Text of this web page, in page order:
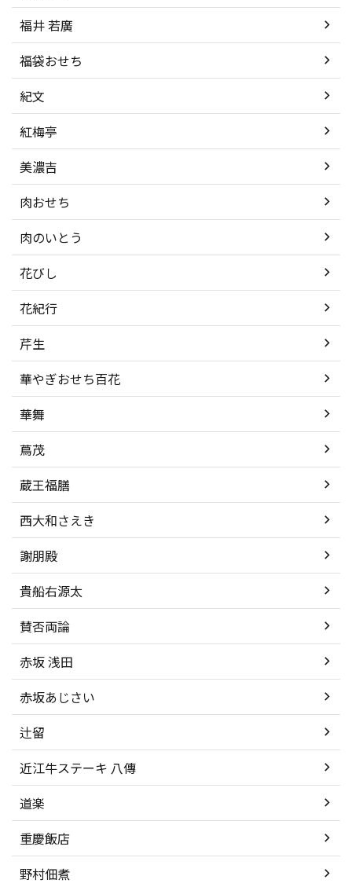
福井 若廣
福袋おせち
紀文
紅梅亭
美濃吉
肉おせち
肉のいとう
花びし
花紀行
芹生
華やぎおせち百花
華舞
蔦茂
蔵王福膳
西大和さえき
謝朋殿
貴船右源太
賛否両論
赤坂 浅田
赤坂あじさい
辻留
近江牛ステーキ 八傳
道楽
重慶飯店
野村佃煮